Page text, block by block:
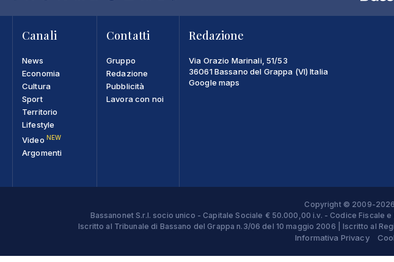
Canali
News
Economia
Cultura
Sport
Territorio
Lifestyle
Video NEW
Argomenti
Contatti
Gruppo
Redazione
Pubblicità
Lavora con noi
Redazione
Via Orazio Marinali, 51/53
36061 Bassano del Grappa (VI) Italia
Google maps
Copyright © 2009-
Bassanonet S.r.l. socio unico - Capitale Sociale € 50.000,00 i.v. - Codice
Iscritto al Tribunale di Bassano del Grappa n.3/06 del 10 maggio 2006 | Iscritto al
Informativa Privacy